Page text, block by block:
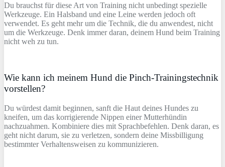
Du brauchst für diese Art von Training nicht unbedingt spezielle
Werkzeuge. Ein Halsband und eine Leine werden jedoch oft
verwendet. Es geht mehr um die Technik, die du anwendest, nicht
um die Werkzeuge. Denk immer daran, deinem Hund beim Training
nicht weh zu tun.
Wie kann ich meinem Hund die Pinch-Trainingstechnik
vorstellen?
Du würdest damit beginnen, sanft die Haut deines Hundes zu
kneifen, um das korrigierende Nippen einer Mutterhündin
nachzuahmen. Kombiniere dies mit Sprachbefehlen. Denk daran, es
geht nicht darum, sie zu verletzen, sondern deine Missbilligung
bestimmter Verhaltensweisen zu kommunizieren.